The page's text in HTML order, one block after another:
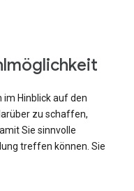
Hinblick auf den
zu schaffen,
Sie sinnvolle
treffen können. Sie